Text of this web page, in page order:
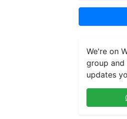
We're on
group
updates